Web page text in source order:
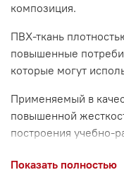
композиция.
ПВХ-ткань
повышенные
которые могут
Применяемый в
повышенной
построения учебно-
взрослых.
Показать полностью